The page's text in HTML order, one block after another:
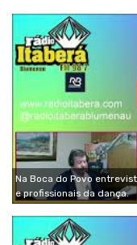
Na Boca do Povo
e profissionais da dança.